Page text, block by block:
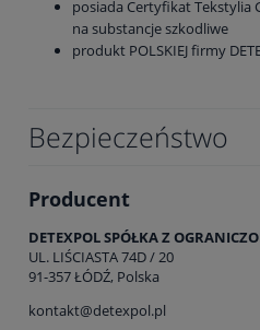
posiada Certyfikat Tekstylia
na substancje szkodliwe
produkt POLSKIEJ firmy
Bezpieczeństwo
Producent
DETEXPOL SPÓŁKA Z
UL. LIŚCIASTA 74D / 20
91-357 ŁÓDŹ, Polska
kontakt@detexpol.pl